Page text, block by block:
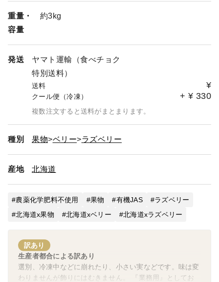
重量・
容量
約3kg
発送
ヤマト運輸（食べチョク
特別送料）
送料 ¥
クール便（冷凍） + ¥ 330
複数注文すると送料がまとまります。
種別 果物 ベリー ラズベリー
産地 北海道
農薬化学肥料不使用 果物 有機JAS
ラズベリー
北海道x果物
北海道xベリー 北海道xラズベリー
訳あり
生産者都合による訳あり
選別、冷凍中などに崩れたり、小さい実などです。味は変
わりませんが飾りにはむきません。 『業務用』としてお